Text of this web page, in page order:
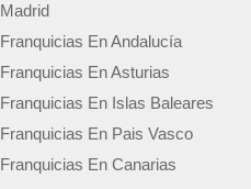
Madrid
Franquicias En Andalucía
Franquicias En Asturias
Franquicias En Islas Baleares
Franquicias En Pais Vasco
Franquicias En Canarias